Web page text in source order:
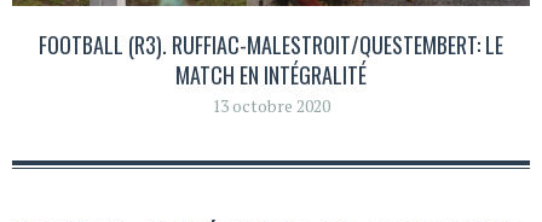
FOOTBALL (R3). RUFFIAC-MALESTROIT/QUESTEMBERT: LE
MATCH EN INTÉGRALITÉ
13 octobre 2020